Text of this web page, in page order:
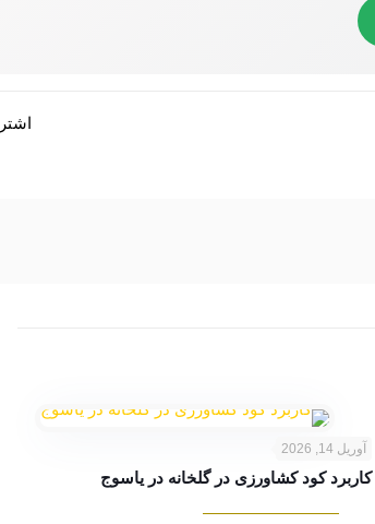
آوریل 14, 2026
کاربرد کود کشاورزی در گلخانه در یاسوج